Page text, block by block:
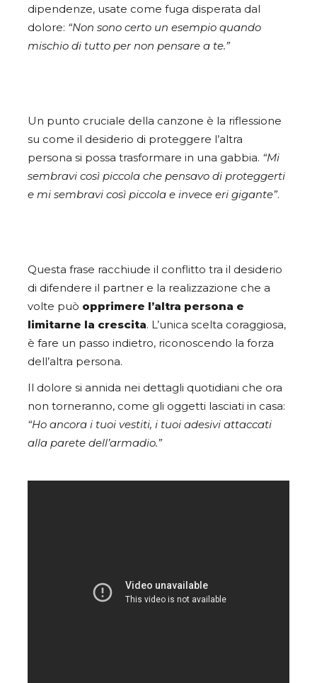
dipendenze, usate come fuga disperata dal
dolore: “Non sono certo un esempio quando
mischio di tutto per non pensare a te.”
Un punto cruciale della canzone è la riflessione
su come il desiderio di proteggere l’altra
persona si possa trasformare in una gabbia. “Mi
sembravi così piccola che pensavo di proteggerti
e mi sembravi così piccola e invece eri gigante”.
Questa frase racchiude il conflitto tra il desiderio
di difendere il partner e la realizzazione che a
volte può opprimere l’altra persona e
limitarne la crescita. L’unica scelta coraggiosa,
è fare un passo indietro, riconoscendo la forza
dell’altra persona.
Il dolore si annida nei dettagli quotidiani che ora
non torneranno, come gli oggetti lasciati in casa:
“Ho ancora i tuoi vestiti, i tuoi adesivi attaccati
alla parete dell’armadio.”